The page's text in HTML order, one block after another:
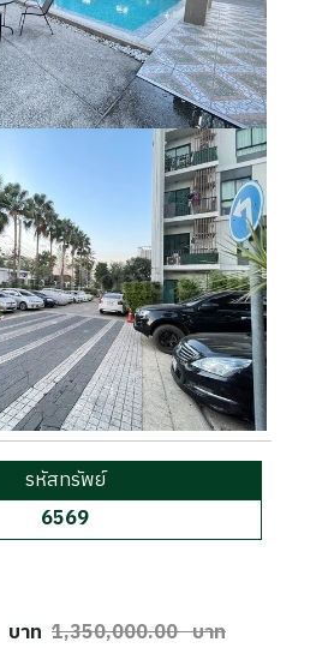
รหัสทรัพย์
6569
บาท 1,350,000.00 บาท